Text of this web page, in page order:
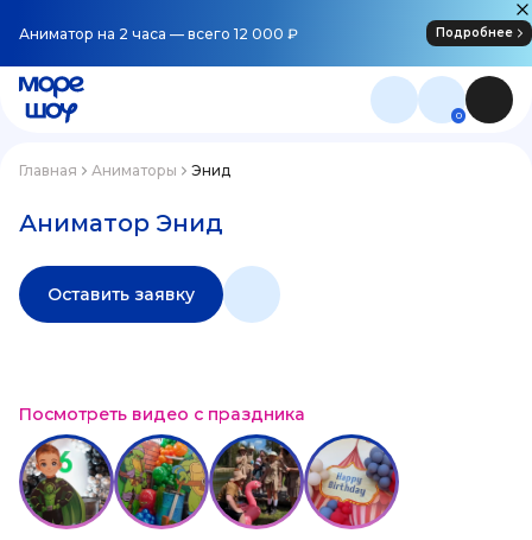
Аниматор на 2 часа — всего 12 000 ₽ Подробнее
0
Главная Аниматоры Энид
Аниматор Энид
Оставить заявку
Посмотреть видео с праздника